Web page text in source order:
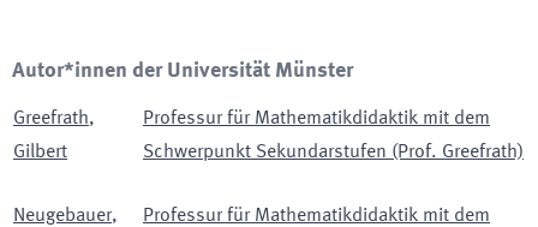
Autor*innen der Universität Münster
Greefrath,
Gilbert
Professur für Mathematikdidaktik mit dem
Schwerpunkt Sekundarstufen (Prof. Greefrath)
Neugebauer,
Professur für Mathematikdidaktik mit dem